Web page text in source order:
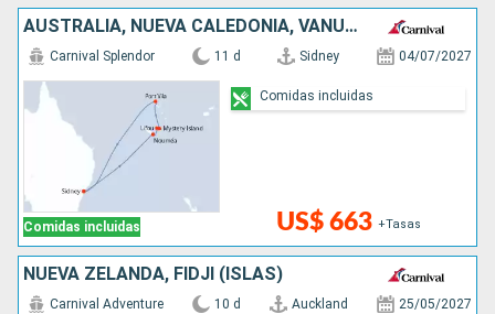
AUSTRALIA, NUEVA CALEDONIA, VANUATU
Comidas incluidas
Carnival Splendor 11 d Sidney 04/07/2027
US$ 663 +Tasas
Comidas incluidas
NUEVA ZELANDA, FIDJI (ISLAS)
Carnival Adventure 10 d Auckland 25/05/2027